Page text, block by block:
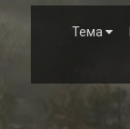
Тема